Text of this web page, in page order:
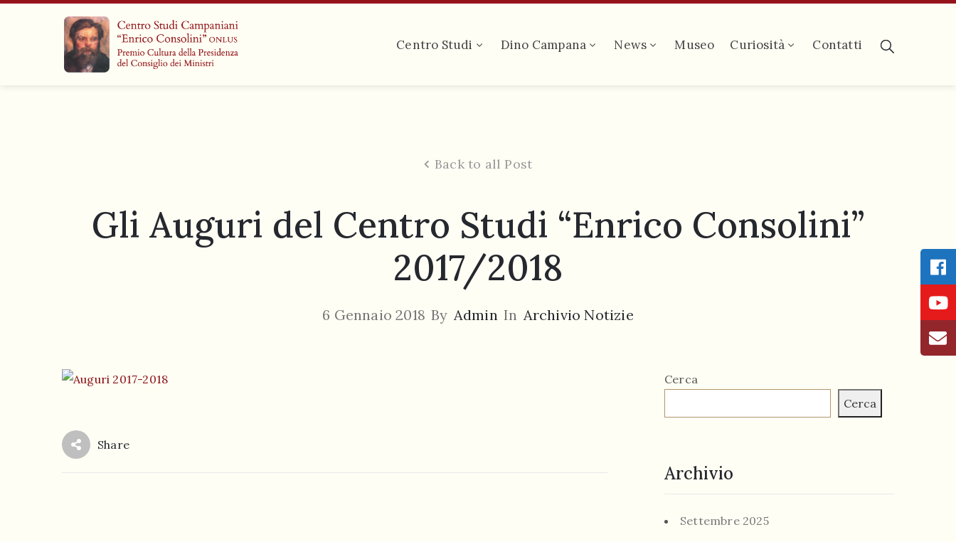
Centro Studi Dino Campana News Museo Curiosità Contatti
Back to all Post
Gli Auguri del Centro Studi “Enrico Consolini”
2017/2018
6 Gennaio 2018 By Admin In Archivio Notizie
Share
Cerca
Cerca
Archivio
Settembre 2025